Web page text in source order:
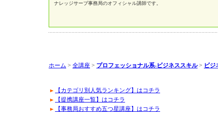
ナレッジサーブ事務局のオフィシャル講師です。
ホーム > 全講座 > プロフェッショナル系-ビジネススキル> ビジ
【カテゴリ別人気ランキング】はコチラ
【提携講座一覧】はコチラ
【事務局おすすめ五つ星講座】はコチラ